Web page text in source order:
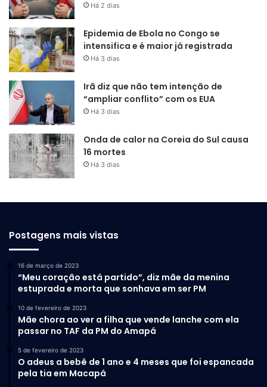
Há 2 dias
Epidemia de Ebola no Congo se
intensifica e é maior já registrada
Há 3 dias
Irã diz que não tem intenção de
“ampliar conflito” com os EUA
Há 3 dias
Onda de calor na Coreia do Sul causa
16 mortes
Há 3 dias
Postagens mais vistas
16 de março de 2023
“Meu coração está partido”, diz mãe da menina
estuprada e morta que sonhava em ser PM
10 de fevereiro de 2023
Mãe chora ao ver a filha que vende lanche com ela
passar no TAF da PM do Amapá
5 de fevereiro de 2023
O adeus a bebê de 1 ano e 4 meses que foi espancada
pela tia em Macapá